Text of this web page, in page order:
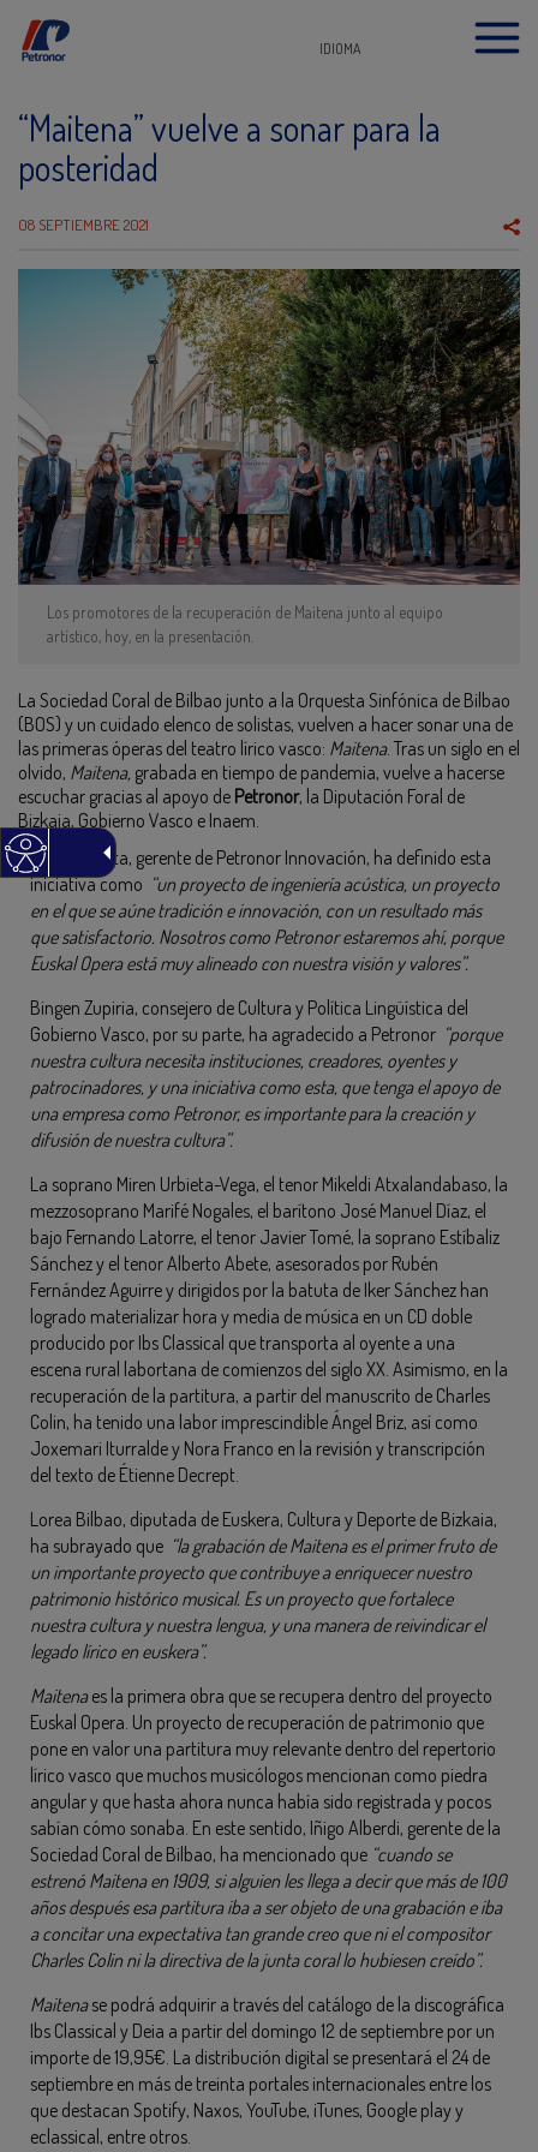
IDIOMA
“Maitena” vuelve a sonar para la
posteridad
08 SEPTIEMBRE 2021
Los promotores de la recuperación de Maitena junto al equipo
artístico, hoy, en la presentación.
La Sociedad Coral de Bilbao junto a la Orquesta Sinfónica de Bilbao
(BOS) y un cuidado elenco de solistas, vuelven a hacer sonar una de
las primeras óperas del teatro lírico vasco: Maitena. Tras un siglo en el
olvido, Maitena, grabada en tiempo de pandemia, vuelve a hacerse
escuchar gracias al apoyo de Petronor, la Diputación Foral de
Bizkaia, Gobierno Vasco e Inaem.
Elías Unzueta, gerente de Petronor Innovación, ha definido esta
iniciativa como “un proyecto de ingeniería acústica, un proyecto
en el que se aúne tradición e innovación, con un resultado más
que satisfactorio. Nosotros como Petronor estaremos ahí, porque
Euskal Opera está muy alineado con nuestra visión y valores”.
Bingen Zupiria, consejero de Cultura y Política Lingüística del
Gobierno Vasco, por su parte, ha agradecido a Petronor “porque
nuestra cultura necesita instituciones, creadores, oyentes y
patrocinadores, y una iniciativa como esta, que tenga el apoyo de
una empresa como Petronor, es importante para la creación y
difusión de nuestra cultura”.
La soprano Miren Urbieta-Vega, el tenor Mikeldi Atxalandabaso, la
mezzosoprano Marifé Nogales, el barítono José Manuel Díaz, el
bajo Fernando Latorre, el tenor Javier Tomé, la soprano Estíbaliz
Sánchez y el tenor Alberto Abete, asesorados por Rubén
Fernández Aguirre y dirigidos por la batuta de Iker Sánchez han
logrado materializar hora y media de música en un CD doble
producido por Ibs Classical que transporta al oyente a una
escena rural labortana de comienzos del siglo XX. Asimismo, en la
recuperación de la partitura, a partir del manuscrito de Charles
Colin, ha tenido una labor imprescindible Ángel Briz, así como
Joxemari Iturralde y Nora Franco en la revisión y transcripción
del texto de Étienne Decrept.
Lorea Bilbao, diputada de Euskera, Cultura y Deporte de Bizkaia,
ha subrayado que “la grabación de Maitena es el primer fruto de
un importante proyecto que contribuye a enriquecer nuestro
patrimonio histórico musical. Es un proyecto que fortalece
nuestra cultura y nuestra lengua, y una manera de reivindicar el
legado lírico en euskera”.
Maitenaes la primera obra que se recupera dentro del proyecto
Euskal Opera. Un proyecto de recuperación de patrimonio que
pone en valor una partitura muy relevante dentro del repertorio
lírico vasco que muchos musicólogos mencionan como piedra
angular y que hasta ahora nunca había sido registrada y pocos
sabían cómo sonaba. En este sentido, Iñigo Alberdi, gerente de la
Sociedad Coral de Bilbao, ha mencionado que “cuando se
estrenó Maitena en 1909, si alguien les llega a decir que más de 100
años después esa partitura iba a ser objeto de una grabación e iba
a concitar una expectativa tan grande creo que ni el compositor
Charles Colin ni la directiva de la junta coral lo hubiesen creído”.
Maitenase podrá adquirir a través del catálogo de la discográfica
Ibs Classical y Deia a partir del domingo 12 de septiembre por un
importe de 19,95€. La distribución digital se presentará el 24 de
septiembre en más de treinta portales internacionales entre los
que destacan Spotify, Naxos, YouTube, iTunes, Google play y
eclassical, entre otros.